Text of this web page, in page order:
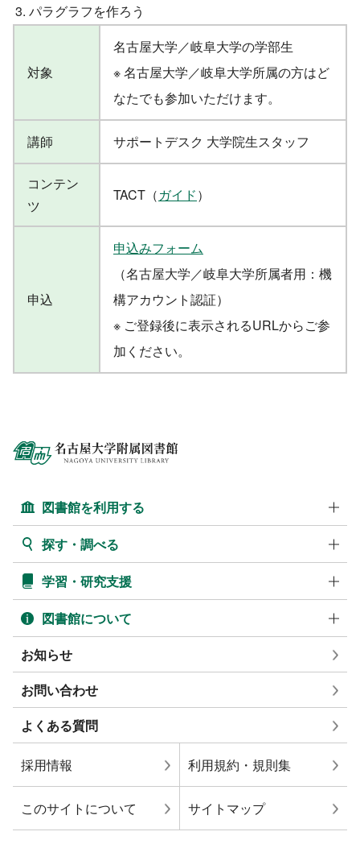
パラグラフを作ろう
対象
名古屋大学／岐阜大学の学部生
※ 名古屋大学／岐阜大学所属の方はど
なたでも参加いただけます。
講師 サポートデスク ⼤学院⽣スタッフ
コンテン
ツ
TACT（ガイド）
申込
申込みフォーム
（名古屋大学／岐阜大学所属者用 ：機
構アカウント認証）
※ ご登録後に表示されるURLからご参
加ください。
図書館を利用する
探す・調べる
学習・研究支援
図書館について
お知らせ
お問い合わせ
よくある質問
採用情報 利用規約・規則集
このサイトについて サイトマップ